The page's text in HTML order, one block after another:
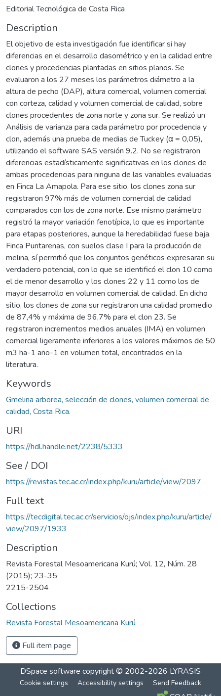
Editorial Tecnológica de Costa Rica
Description
El objetivo de esta investigación fue identificar si hay
diferencias en el desarrollo dasométrico y en la calidad entre
clones y procedencias plantadas en sitios planos. Se
evaluaron a los 27 meses los parámetros diámetro a la
altura de pecho (DAP), altura comercial, volumen comercial
con corteza, calidad y volumen comercial de calidad, sobre
clones procedentes de zona norte y zona sur. Se realizó un
Análisis de varianza para cada parámetro por procedencia y
clon, además una prueba de medias de Tuckey (α = 0,05),
utilizando el software SAS versión 9.2. No se registraron
diferencias estadísticamente significativas en los clones de
ambas procedencias para ninguna de las variables evaluadas
en Finca La Amapola. Para ese sitio, los clones zona sur
registraron 97% más de volumen comercial de calidad
comparados con los de zona norte. Ese mismo parámetro
registró la mayor variación fenotípica, lo que es importante
para etapas posteriores, aunque la heredabilidad fuese baja.
Finca Puntarenas, con suelos clase I para la producción de
melina, sí permitió que los conjuntos genéticos expresaran su
verdadero potencial, con lo que se identificó el clon 10 como
el de menor desarrollo y los clones 22 y 11 como los de
mayor desarrollo en volumen comercial de calidad. En dicho
sitio, los clones de zona sur registraron una calidad promedio
de 87,4% y máxima de 96,7% para el clon 23. Se
registraron incrementos medios anuales (IMA) en volumen
comercial ligeramente inferiores a los valores máximos de 50
m3 ha-1 año-1 en volumen total, encontrados en la
literatura.
Keywords
Gmelina arborea, selección de clones, volumen comercial de
calidad, Costa Rica.
URI
https://hdl.handle.net/2238/5333
See / DOI
https://revistas.tec.ac.cr/index.php/kuru/article/view/2097
Full text
https://tecdigital.tec.ac.cr/servicios/ojs/index.php/kuru/article/
view/2097/1933
Description
Revista Forestal Mesoamericana Kurú; Vol. 12, Núm. 28
(2015); 23-35
2215-2504
Collections
Revista Forestal Mesoamericana Kurú
Full item page
DSpace software copyright © 2002-2026 LYRASIS
Cookie settings Accessibility settings Send Feedback